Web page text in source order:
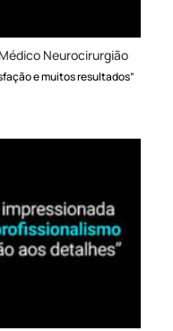
Neurocirurgião
e muitos resultados”